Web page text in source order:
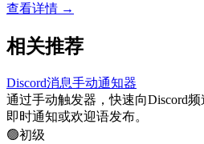
查看详情 →
相关推荐
Discord消息手动通知器
通过手动触发器，快速向Discord
即时通知或欢迎语发布。
🟢初级